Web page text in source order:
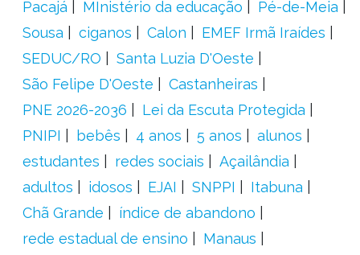
Pacajá
MInistério da educação
Pé-de-Meia
Sousa
ciganos Calon
EMEF Irmã Iraídes
SEDUC/RO
Santa Luzia D'Oeste
São Felipe D'Oeste
Castanheiras
PNE 2026-2036
Lei da Escuta Protegida
PNIPI
bebês 4 anos 5 anos
alunos
estudantes
redes sociais
Açailândia
adultos
idosos EJAI SNPPI
Itabuna
Chã Grande
índice de abandono
rede estadual de ensino
Manaus